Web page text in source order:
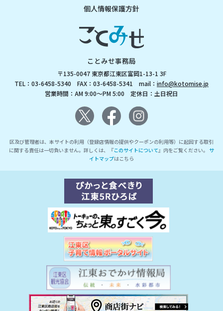
個人情報保護方針
ことみせ事務局
〒135-0047 東京都江東区富岡1-13-1 3F
TEL：03-6458-5340 FAX：03-6458-5341 mail： info@kotomise.jp
営業時間：AM 9:00～PM 5:00 定休日：土日祝日
区及び管理者は、本サイトの利用（登録店情報の提供やクーポンの利用等）に起因する取引
に関する責任は一切負いません。詳しくは、『このサイトについて』内をご覧ください。 サ
イトマップはこちら